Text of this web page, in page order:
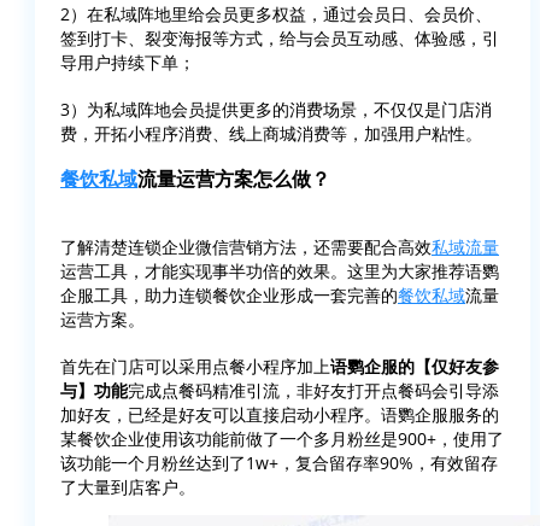
2）在私域阵地里给会员更多权益，通过会员日、会员价、
签到打卡、裂变海报等方式，给与会员互动感、体验感，引
导用户持续下单；
3）为私域阵地会员提供更多的消费场景，不仅仅是门店消
费，开拓小程序消费、线上商城消费等，加强用户粘性。
餐饮私域流量运营方案怎么做？
了解清楚连锁企业微信营销方法，还需要配合高效私域流量
运营工具，才能实现事半功倍的效果。这里为大家推荐语鹦
企服工具，助力连锁餐饮企业形成一套完善的餐饮私域流量
运营方案。
首先在门店可以采用点餐小程序加上语鹦企服的【仅好友参
与】功能完成点餐码精准引流，非好友打开点餐码会引导添
加好友，已经是好友可以直接启动小程序。语鹦企服服务的
某餐饮企业使用该功能前做了一个多月粉丝是900+，使用了
该功能一个月粉丝达到了1w+，复合留存率90%，有效留存
了大量到店客户。